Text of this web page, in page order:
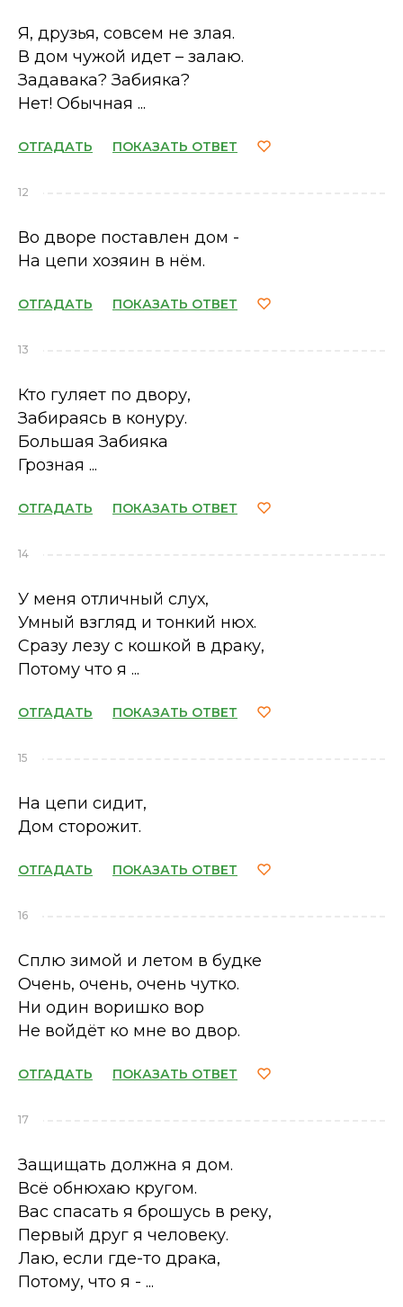
Я, друзья, совсем не злая.
В дом чужой идет – залаю.
Задавака? Забияка?
Нет! Обычная ...
ОТГАДАТЬ ПОКАЗАТЬ ОТВЕТ
12
Во дворе поставлен дом -
На цепи хозяин в нём.
ОТГАДАТЬ ПОКАЗАТЬ ОТВЕТ
13
Кто гуляет по двору,
Забираясь в конуру.
Большая Забияка
Грозная ...
ОТГАДАТЬ ПОКАЗАТЬ ОТВЕТ
14
У меня отличный слух,
Умный взгляд и тонкий нюх.
Сразу лезу с кошкой в драку,
Потому что я ...
ОТГАДАТЬ ПОКАЗАТЬ ОТВЕТ
15
На цепи сидит,
Дом сторожит.
ОТГАДАТЬ ПОКАЗАТЬ ОТВЕТ
16
Сплю зимой и летом в будке
Очень, очень, очень чутко.
Ни один воришко вор
Не войдёт ко мне во двор.
ОТГАДАТЬ ПОКАЗАТЬ ОТВЕТ
17
Защищать должна я дом.
Всё обнюхаю кругом.
Вас спасать я брошусь в реку,
Первый друг я человеку.
Лаю, если где-то драка,
Потому, что я - ...